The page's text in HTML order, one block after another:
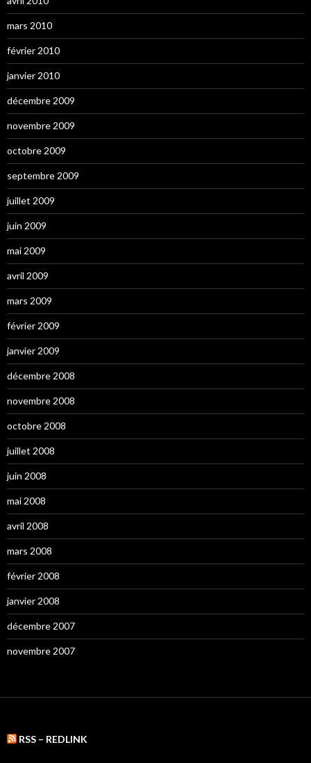
mars 2010
février 2010
janvier 2010
décembre 2009
novembre 2009
octobre 2009
septembre 2009
juillet 2009
juin 2009
mai 2009
avril 2009
mars 2009
février 2009
janvier 2009
décembre 2008
novembre 2008
octobre 2008
juillet 2008
juin 2008
mai 2008
avril 2008
mars 2008
février 2008
janvier 2008
décembre 2007
novembre 2007
RSS – REDLINK